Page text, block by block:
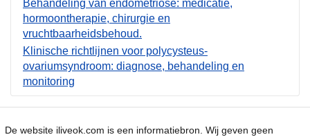
Behandeling van endometriose: medicatie,
hormoontherapie, chirurgie en
vruchtbaarheidsbehoud.
Klinische richtlijnen voor polycysteus-
ovariumsyndroom: diagnose, behandeling en
monitoring
De website iliveok.com is een informatiebron. Wij geven geen